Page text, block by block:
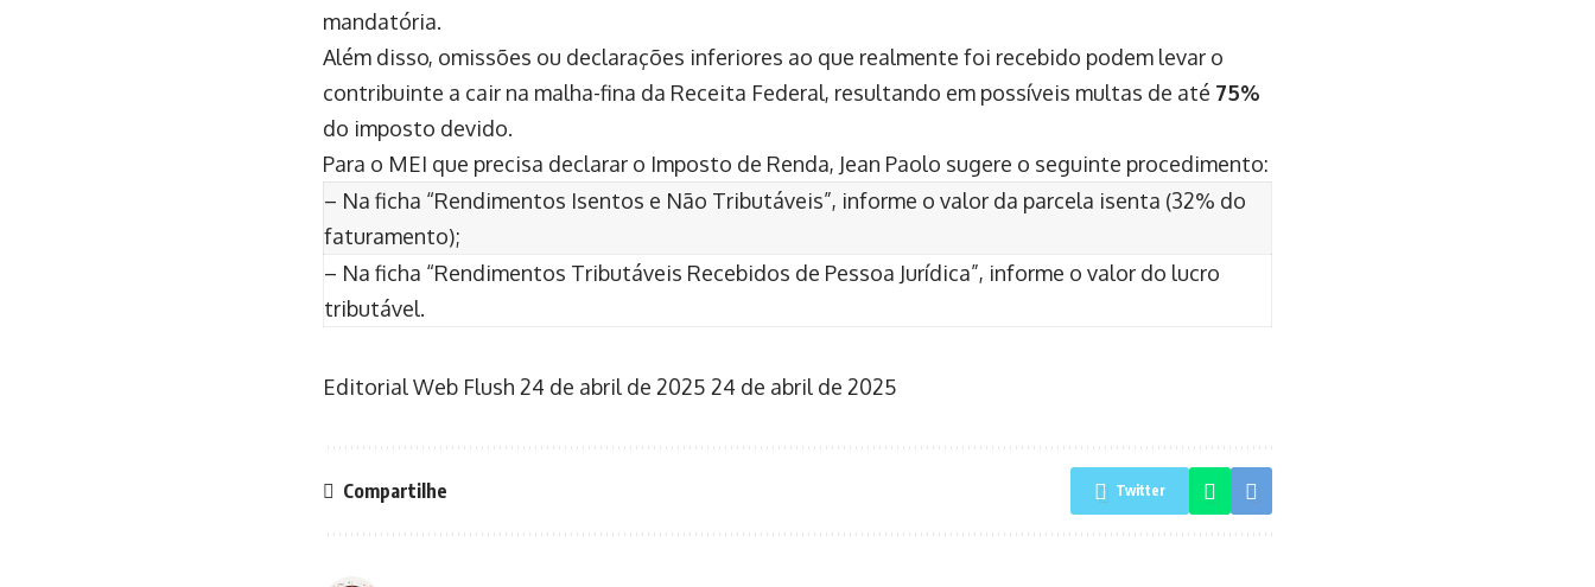
mandatória.
Além disso, omissões ou declarações inferiores ao que realmente foi recebido podem levar o
contribuinte a cair na malha-fina da Receita Federal, resultando em possíveis multas de até 75%
do imposto devido.
Para o MEI que precisa declarar o Imposto de Renda, Jean Paolo sugere o seguinte procedimento:
– Na ficha “Rendimentos Isentos e Não Tributáveis”, informe o valor da parcela isenta (32% do
faturamento);
– Na ficha “Rendimentos Tributáveis Recebidos de Pessoa Jurídica”, informe o valor do lucro
tributável.
Editorial Web Flush 24 de abril de 2025 24 de abril de 2025
Compartilhe Twitter